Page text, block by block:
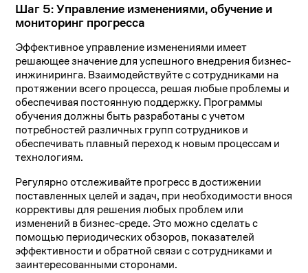
Шаг 5: Управление изменениями, обучение и
мониторинг прогресса
Эффективное управление изменениями имеет
решающее значение для успешного внедрения бизнес-
инжиниринга. Взаимодействуйте с сотрудниками на
протяжении всего процесса, решая любые проблемы и
обеспечивая постоянную поддержку. Программы
обучения должны быть разработаны с учетом
потребностей различных групп сотрудников и
обеспечивать плавный переход к новым процессам и
технологиям.
Регулярно отслеживайте прогресс в достижении
поставленных целей и задач, при необходимости внося
коррективы для решения любых проблем или
изменений в бизнес-среде. Это можно сделать с
помощью периодических обзоров, показателей
эффективности и обратной связи с сотрудниками и
заинтересованными сторонами.